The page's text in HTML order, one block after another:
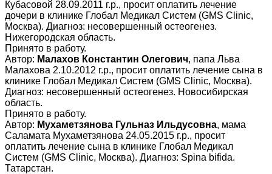
Кубасовой 28.09.2011 г.р., просит оплатить лечение
дочери в клинике Глобал Медикал Систем (GMS Clinic,
Москва). Диагноз: несовершенный остеогенез.
Нижегородская область.
Принято в работу.
Автор: Малахов Константин Олегович, папа Льва
Малахова 2.10.2012 г.р., просит оплатить лечение сына в
клинике Глобал Медикал Систем (GMS Clinic, Москва).
Диагноз: несовершенный остеогенез. Новосибирская
область.
Принято в работу.
Автор: Мухаметзянова Гульназ Ильдусовна, мама
Саламата Мухаметзянова 24.05.2015 г.р., просит
оплатить лечение сына в клинике Глобал Медикал
Систем (GMS Clinic, Москва). Диагноз: Spina bifida.
Татарстан.